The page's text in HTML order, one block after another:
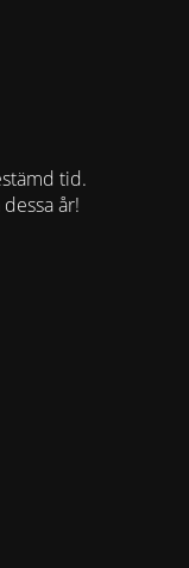
tid.
år!